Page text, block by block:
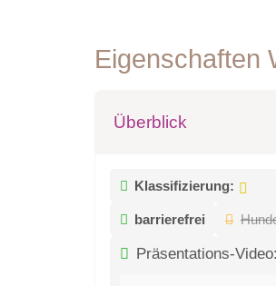
Eigenschaften
Überblick
Klassifizierung:
barrierefrei
Präsentations-Video: